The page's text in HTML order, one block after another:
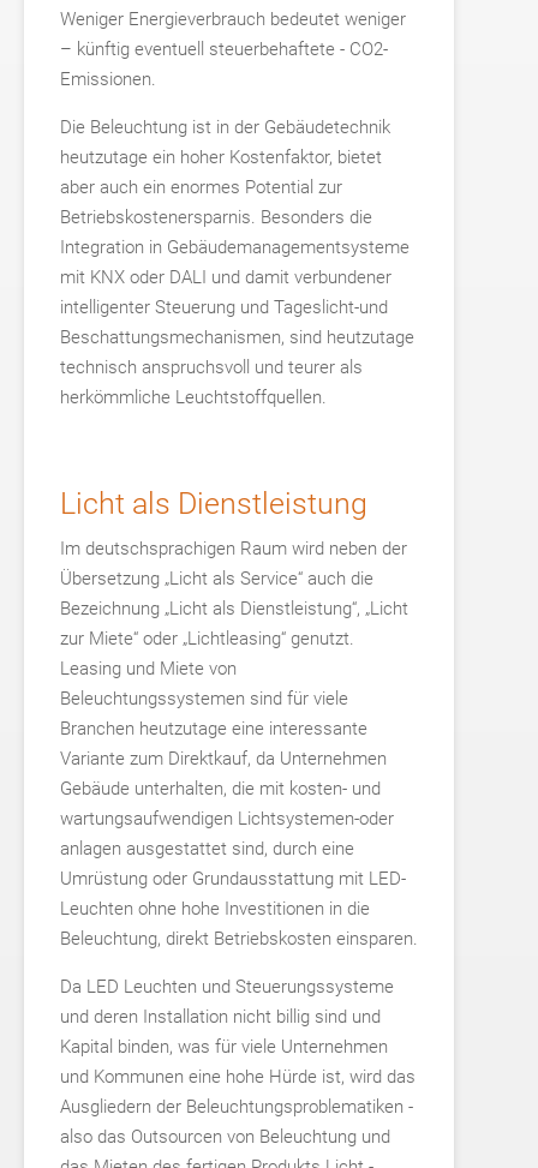
Weniger Energieverbrauch bedeutet weniger
– künftig eventuell steuerbehaftete - CO2-
Emissionen.
Die Beleuchtung ist in der Gebäudetechnik
heutzutage ein hoher Kostenfaktor, bietet
aber auch ein enormes Potential zur
Betriebskostenersparnis. Besonders die
Integration in Gebäudemanagementsysteme
mit KNX oder DALI und damit verbundener
intelligenter Steuerung und Tageslicht-und
Beschattungsmechanismen, sind heutzutage
technisch anspruchsvoll und teurer als
herkömmliche Leuchtstoffquellen.
Licht als Dienstleistung
Im deutschsprachigen Raum wird neben der
Übersetzung „Licht als Service“ auch die
Bezeichnung „Licht als Dienstleistung“, „Licht
zur Miete“ oder „Lichtleasing“ genutzt.
Leasing und Miete von
Beleuchtungssystemen sind für viele
Branchen heutzutage eine interessante
Variante zum Direktkauf, da Unternehmen
Gebäude unterhalten, die mit kosten- und
wartungsaufwendigen Lichtsystemen-oder
anlagen ausgestattet sind, durch eine
Umrüstung oder Grundausstattung mit LED-
Leuchten ohne hohe Investitionen in die
Beleuchtung, direkt Betriebskosten einsparen.
Da LED Leuchten und Steuerungssysteme
und deren Installation nicht billig sind und
Kapital binden, was für viele Unternehmen
und Kommunen eine hohe Hürde ist, wird das
Ausgliedern der Beleuchtungsproblematiken -
also das Outsourcen von Beleuchtung und